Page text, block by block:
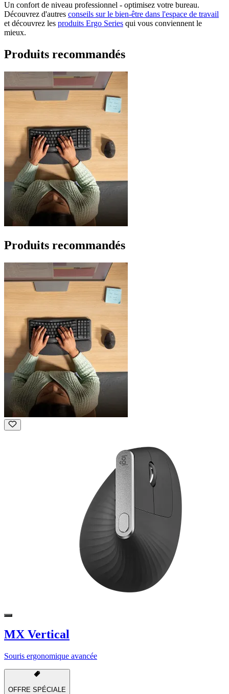
Un confort de niveau professionnel - optimisez votre bureau.
Découvrez d'autres conseils sur le bien-être dans l'espace de travail
et découvrez les produits Ergo Series qui vous conviennent le
mieux.
Produits recommandés
Produits recommandés
MX Vertical
Souris ergonomique avancée
OFFRE SPÉCIALE